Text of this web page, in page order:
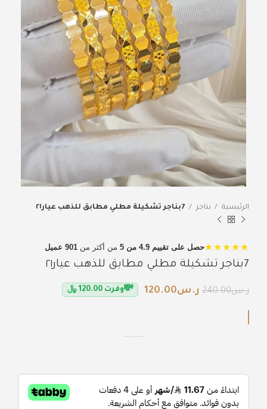
الرئيسية بناجر 7بناجر تشكيلة مطلي مطابق للذهب عيار٢١
★★★★★حصل على تقييم 4.9 من 5 من أكثر من 901 عميل
7بناجر تشكيلة مطلي مطابق للذهب عيار٢١
ر.س240.00 ر.س120.00
💸وفرت 120.00 ﷼